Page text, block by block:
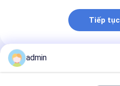
Tiếp tục
Sản Phẩm Khuyến Cáo
admin